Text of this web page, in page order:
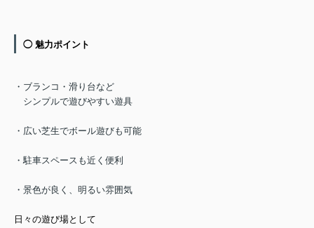
◯ 魅力ポイント
・ブランコ・滑り台など
シンプルで遊びやすい遊具
・広い芝生でボール遊びも可能
・駐車スペースも近く便利
・景色が良く、明るい雰囲気
日々の遊び場として